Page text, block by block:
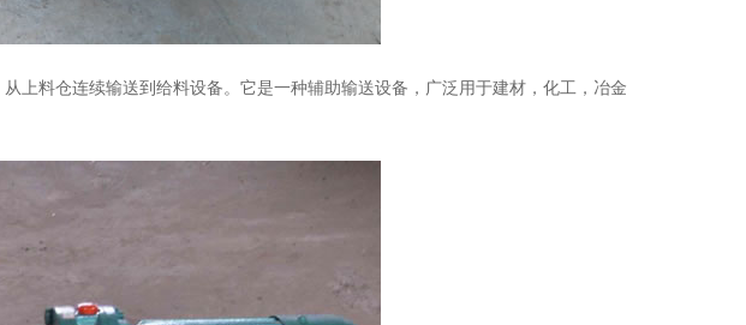
料仓连续输送到给料设备。它是一种辅助输送设备，广泛用于建材，化工，冶金